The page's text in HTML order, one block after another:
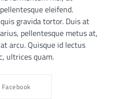
eleifend.
gravida tortor. Duis at
pellentesque metus at,
arcu. Quisque id lectus
ultrices quam.
Facebook